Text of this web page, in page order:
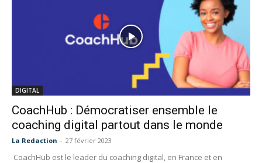
DIGITAL
CoachHub : Démocratiser ensemble le
coaching digital partout dans le monde
La Redaction - 27 février 2023
CoachHub est le leader du coaching digital, en France et en